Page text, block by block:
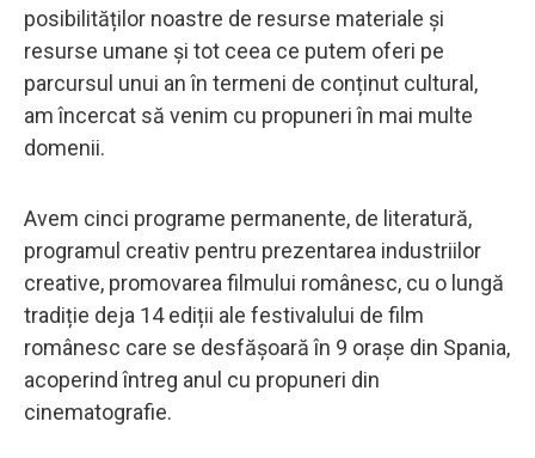
posibilităților noastre de resurse materiale și
resurse umane și tot ceea ce putem oferi pe
parcursul unui an în termeni de conținut cultural,
am încercat să venim cu propuneri în mai multe
domenii.
Avem cinci programe permanente, de literatură,
programul creativ pentru prezentarea industriilor
creative, promovarea filmului românesc, cu o lungă
tradiție deja 14 ediții ale festivalului de film
românesc care se desfășoară în 9 orașe din Spania,
acoperind întreg anul cu propuneri din
cinematografie.